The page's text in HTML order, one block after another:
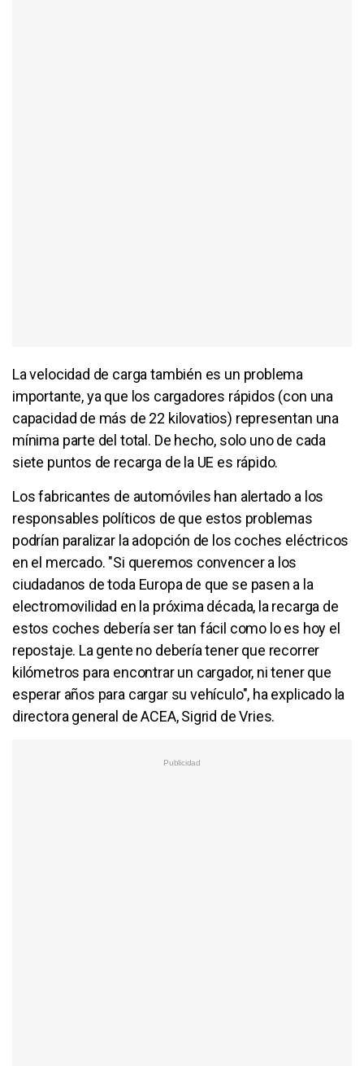
La velocidad de carga también es un problema
importante, ya que los cargadores rápidos (con una
capacidad de más de 22 kilovatios) representan una
mínima parte del total. De hecho, solo uno de cada
siete puntos de recarga de la UE es rápido.
Los fabricantes de automóviles han alertado a los
responsables políticos de que estos problemas
podrían paralizar la adopción de los coches eléctricos
en el mercado. "Si queremos convencer a los
ciudadanos de toda Europa de que se pasen a la
electromovilidad en la próxima década, la recarga de
estos coches debería ser tan fácil como lo es hoy el
repostaje. La gente no debería tener que recorrer
kilómetros para encontrar un cargador, ni tener que
esperar años para cargar su vehículo", ha explicado la
directora general de ACEA, Sigrid de Vries.